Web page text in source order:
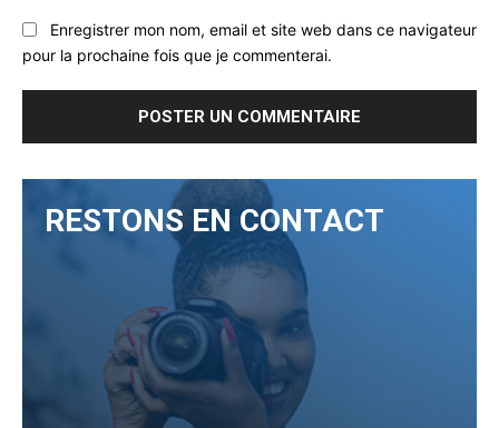
Enregistrer mon nom, email et site web dans ce navigateur
pour la prochaine fois que je commenterai.
RESTONS EN CONTACT